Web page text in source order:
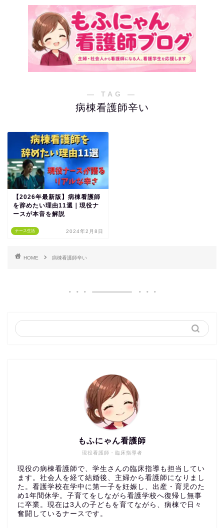
― TAG ―
病棟看護師辛い
ナース生活
【2026年最新版】病棟看護師
を辞めたい理由11選｜現役ナ
ースが本音を解説
2024年2月8日
HOME 病棟看護師辛い
現役看護師・臨床指導者
もふにゃん看護師
現役の病棟看護師で、学生さんの臨床指導も担当してい
ます。社会人を経て結婚後、主婦から看護師になりまし
た。看護学校在学中に第一子を妊娠し、出産・育児のた
め1年間休学。子育てをしながら看護学校へ復帰し無事
に卒業。現在は3人の子どもを育てながら、病棟で日々
奮闘しているナースです。